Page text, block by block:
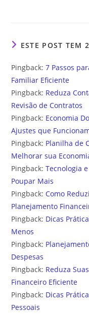
ESTE POST TEM
Pingback:7 Passos
Familiar Eficiente
Pingback: Reduza
Revisão de Contratos
Pingback: Economia
Ajustes que
Pingback: Planilha de
Melhorar sua
Pingback:Tecnologia
Poupar Mais
Pingback:Como
Planejamento
Pingback: Dicas
Menos
Pingback:
Despesas
Pingback: Reduza
Financeiro Eficiente
Pingback: Dicas
Pessoais